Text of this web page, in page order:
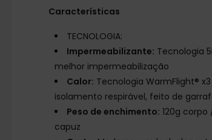
Características
TECNOLOGIA:
Impermeabilizante: Tecnologia
melhor impermeabilização
Calor: Tecnologia WarmFlight®
isolamento respirável, feito de
Peso de enchimento: 120g
capuz